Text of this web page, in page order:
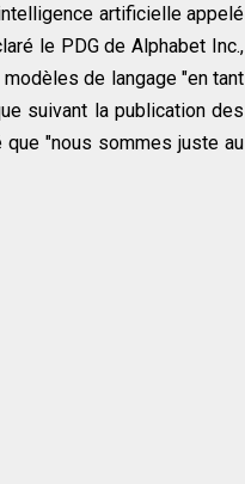
artificielle appelé
le PDG de Alphabet Inc.,
de langage "en tant
suivant la publication des
"nous sommes juste au